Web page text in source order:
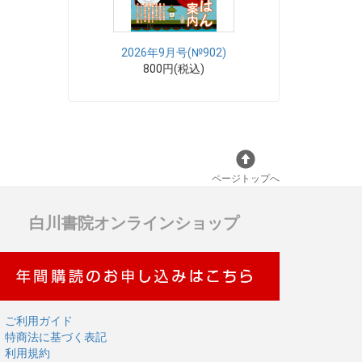
2026年9月号(№902)
800円(税込)
ページトップへ
白川書院オンラインショップ
ご利用ガイド
特商法に基づく表記
利用規約